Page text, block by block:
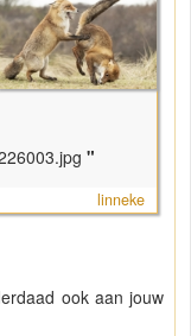
"
linneke
ook aan jouw